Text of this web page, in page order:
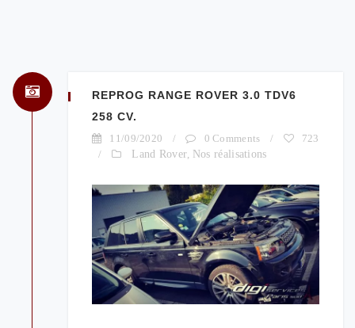
REPROG RANGE ROVER 3.0 TDV6
258 CV.
11/09/2020 / 0 Comments /
723
/
Land Rover, Nos réalisations